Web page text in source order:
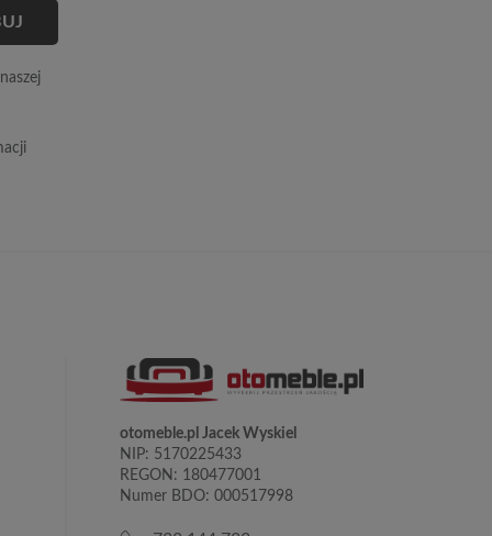
otomeble.pl Jacek Wyskiel
NIP: 5170225433
REGON: 180477001
Numer BDO: 000517998